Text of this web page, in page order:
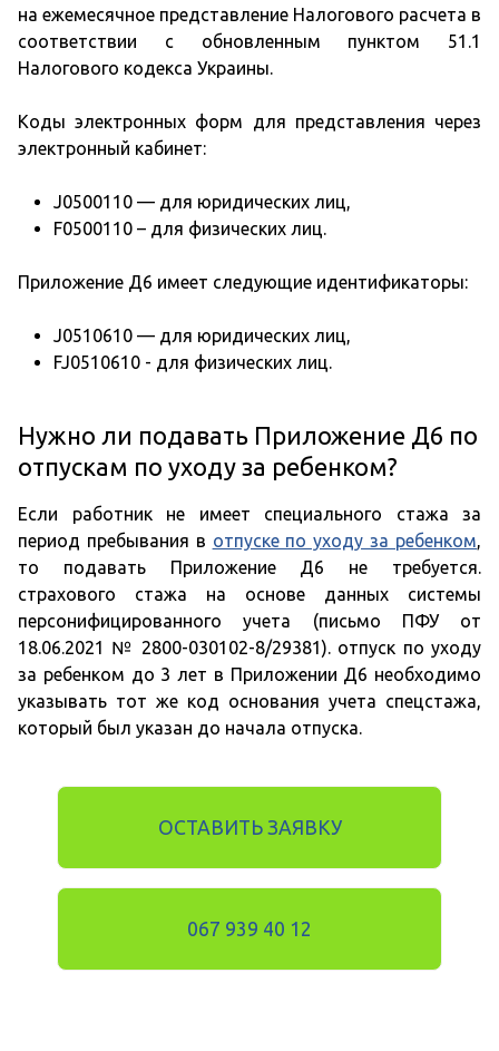
на ежемесячное представление Налогового расчета в
соответствии с обновленным пунктом 51.1
Налогового кодекса Украины.
Коды электронных форм для представления через
электронный кабинет:
J0500110 — для юридических лиц,
F0500110 – для физических лиц.
Приложение Д6 имеет следующие идентификаторы:
J0510610 — для юридических лиц,
FJ0510610 - для физических лиц.
Нужно ли подавать Приложение Д6 по
отпускам по уходу за ребенком?
Если работник не имеет специального стажа за
период пребывания в отпуске по уходу за ребенком,
то подавать Приложение Д6 не требуется.
страхового стажа на основе данных системы
персонифицированного учета (письмо ПФУ от
18.06.2021 № 2800-030102-8/29381). отпуск по уходу
за ребенком до 3 лет в Приложении Д6 необходимо
указывать тот же код основания учета спецстажа,
который был указан до начала отпуска.
ОСТАВИТЬ ЗАЯВКУ
067 939 40 12